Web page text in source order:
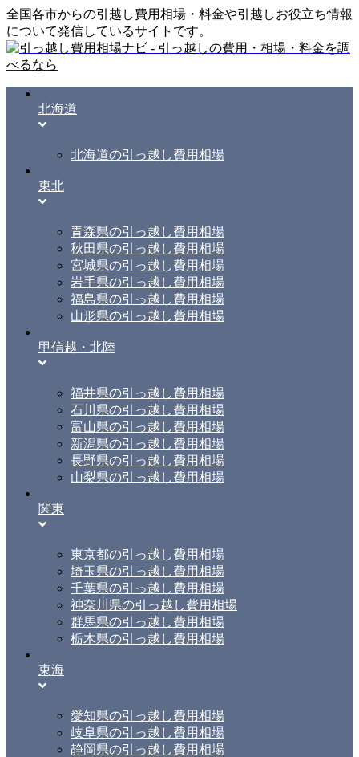
全国各市からの引越し費用相場・料金や引越しお役立ち情報
について発信しているサイトです。
北海道
北海道の引っ越し費用相場
東北
青森県の引っ越し費用相場
秋田県の引っ越し費用相場
宮城県の引っ越し費用相場
岩手県の引っ越し費用相場
福島県の引っ越し費用相場
山形県の引っ越し費用相場
甲信越・北陸
福井県の引っ越し費用相場
石川県の引っ越し費用相場
富山県の引っ越し費用相場
新潟県の引っ越し費用相場
長野県の引っ越し費用相場
山梨県の引っ越し費用相場
関東
東京都の引っ越し費用相場
埼玉県の引っ越し費用相場
千葉県の引っ越し費用相場
神奈川県の引っ越し費用相場
群馬県の引っ越し費用相場
栃木県の引っ越し費用相場
東海
愛知県の引っ越し費用相場
岐阜県の引っ越し費用相場
静岡県の引っ越し費用相場